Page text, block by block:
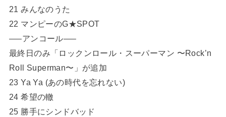
21 みんなのうた
22 マンピーのG★SPOT
—–アンコール—–
最終日のみ「ロックンロール・スーパーマン 〜Rock’n
Roll Superman〜」が追加
23 Ya Ya (あの時代を忘れない)
24 希望の轍
25 勝手にシンドバッド